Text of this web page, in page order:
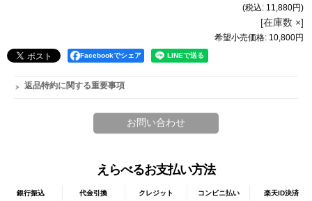
(税込: 11,880円)
[在庫数 ×]
希望小売価格: 10,800円
Facebookでシェア
返品特約に関する重要事項
えらべるお支払い方法
銀行振込 代金引換 クレジット コンビニ払い 楽天ID決済